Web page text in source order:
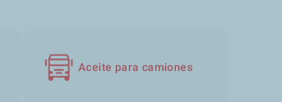
Aceite para camiones